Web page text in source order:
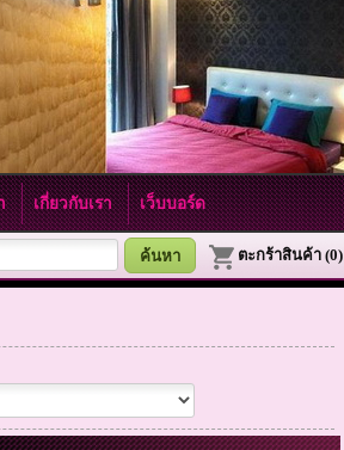
เกี่ยวกับเรา เว็บบอร์ด
ตะกร้าสินค้า (0)